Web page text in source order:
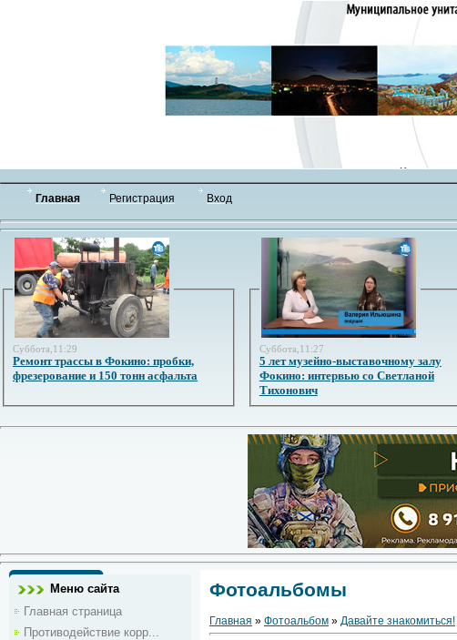
Главная Регистрация Вход
Суббота,11:29
Ремонт трассы в Фокино: пробки,
фрезерование и 150 тонн асфальта
Суббота,11:27
5 лет музейно-выставочному залу
Фокино: интервью со Светланой
Тихонович
Меню сайта
Главная страница
Противодействие корр...
Фотоальбомы
Главная » Фотоальбом » Давайте знакомиться!